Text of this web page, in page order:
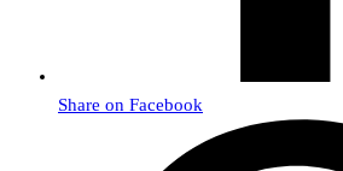
Share on Facebook